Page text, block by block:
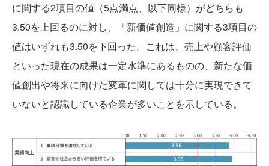
に関する2項目の値（5点満点、以下同様）がどちらも
3.50を上回るのに対し、「新価値創造」に関する3項目の
値はいずれも3.50を下回った。これは、売上や顧客評価
といった現在の成果は一定水準にあるものの、新たな価
値創出や将来に向けた変革に関しては十分に実現できて
いないと認識している企業が多いことを示している。